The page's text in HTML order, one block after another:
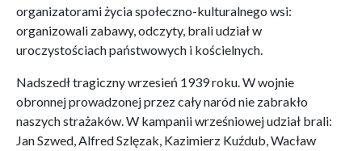
organizatorami życia społeczno-kulturalnego wsi:
organizowali zabawy, odczyty, brali udział w
uroczystościach państwowych i kościelnych.
Nadszedł tragiczny wrzesień 1939 roku. W wojnie
obronnej prowadzonej przez cały naród nie zabrakło
naszych strażaków. W kampanii wrześniowej udział brali:
Jan Szwed, Alfred Szlęzak, Kazimierz Kuźdub, Wacław